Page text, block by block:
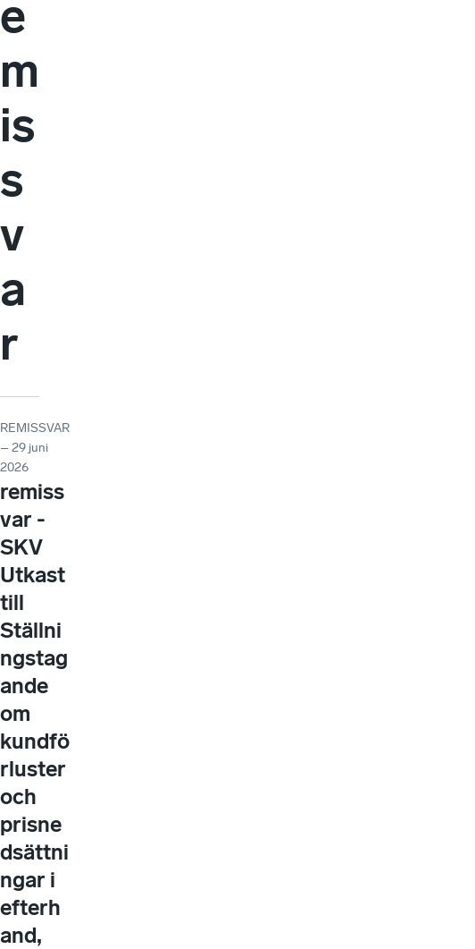
e
m
is
s
v
a
r
REMISSVAR
– 29 juni
2026
remiss
var -
SKV
Utkast
till
Ställni
ngstag
ande
om
kundfö
rluster
och
prisne
dsättni
ngar i
efterh
and,